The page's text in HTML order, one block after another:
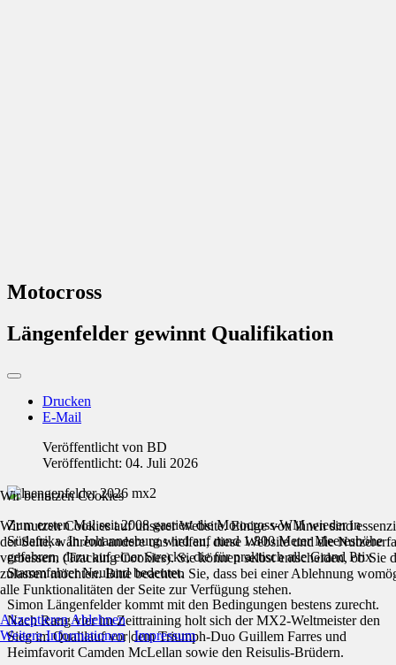
Motocross
Längenfelder gewinnt Qualifikation
Drucken
E-Mail
Veröffentlicht von BD
Veröffentlicht: 04. Juli 2026
Zum ersten Mal seit 2008 gastiert die Motocross-WM wieder in
Südafrika. In Johannesburg wird auf rund 1.800 Meter Meereshöhe
gefahren, dazu auf einer Strecke, die für praktisch alle Grand Prix
Stammfahrer Neuland bedeutet.
Simon Längenfelder kommt mit den Bedingungen bestens zurecht.
Nach Rang vier im Zeittraining holt sich der MX2-Weltmeister den
Sieg im Qualilauf vor dem Triumph-Duo Guillem Farres und
Heimfavorit Camden McLellan sowie den Reisulis-Brüdern.
Wir benutzen Cookies
Wir nutzen Cookies auf unserer Website. Einige von ihnen sind
der Seite, während andere uns helfen, diese Website und die
verbessern (Tracking Cookies). Sie können selbst entscheiden, ob Sie
zulassen möchten. Bitte beachten Sie, dass bei einer Ablehnung
alle Funktionalitäten der Seite zur Verfügung stehen.
Akzeptieren Ablehnen
Weitere Informationen|Impressum